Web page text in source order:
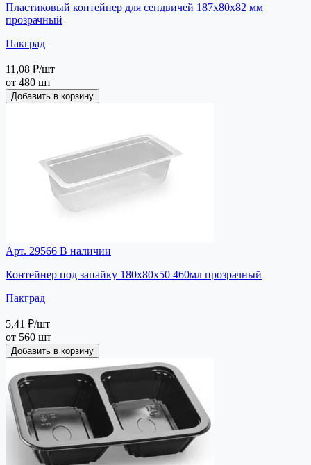
Пластиковый контейнер для сендвичей 187х80х82 мм
прозрачный
Пакград
11,08 ₽/шт
от 480 шт
Добавить в корзину
Арт. 29566 В наличии
Контейнер под запайку 180х80х50 460мл прозрачный
Пакград
5,41 ₽/шт
от 560 шт
Добавить в корзину